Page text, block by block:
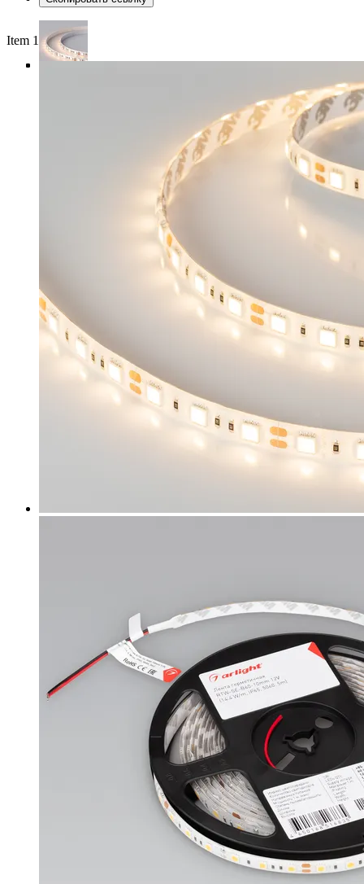
Item 1 of 4